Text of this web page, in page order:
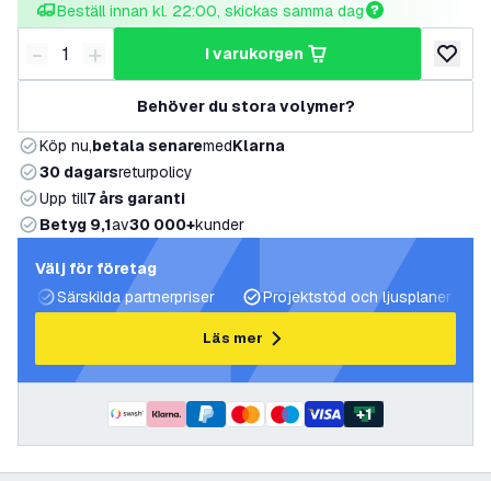
Beställ innan kl. 22:00, skickas samma dag
Minska antal
- Öka antal
+ i varukorgen
lägg
Behöver du stora volymer?
Köp nu,betala senaremedKlarna
30 dagarsreturpolicy
Upp till7 års garanti
Betyg 9,1av30 000+kunder
Välj för företag
Särskilda partnerpriser
Projektstöd och ljusplaner
Läs mer
+1